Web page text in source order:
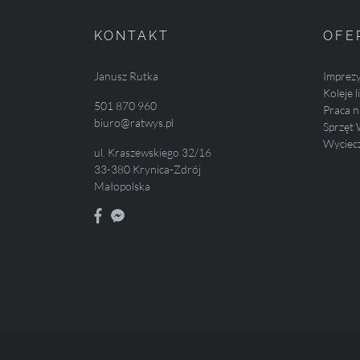
KONTAKT
Janusz Rutka
501 870 960
biuro@ratwys.pl
ul. Kraszewskiego 32/16
33-380 Krynica-Zdrój
Małopolska
Koleje
Praca
Sprzęt